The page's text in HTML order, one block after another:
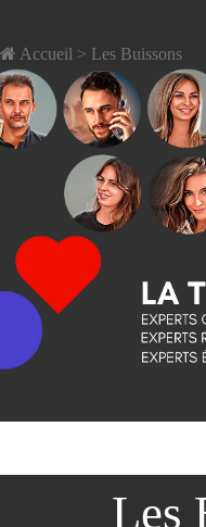
Accueil > Les Buissons
Les